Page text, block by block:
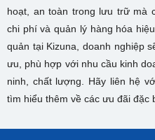
hoạt, an toàn trong lưu trữ mà
chi phí và quản lý hàng hóa
quản tại Kizuna, doanh nghiệp
ưu, phù hợp với nhu cầu kinh
ninh, chất lượng. Hãy liên hệ
tìm hiểu thêm về các ưu đãi đặc